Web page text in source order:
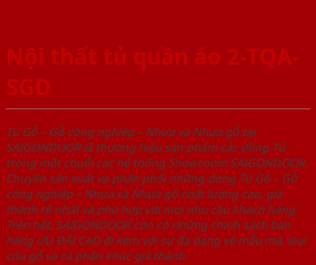
Nội thất tủ quần áo 2-TQA-
SGD
Tủ Gỗ – Gỗ công nghiêp – Nhựa và Nhựa gỗ tại
SAIGONDOOR là thương hiệu sản phẩm các dòng Tủ
trong một chuỗi các hệ thống Showroom SAIGONDOOR.
Chuyên sản xuất và phân phối những dòng Tủ Gỗ – Gỗ
công nghiêp – Nhựa và Nhựa gỗ chất lượng cao, giá
thành rẻ nhất và phù hợp với mọi nhu cầu khách hàng.
Trên hết, SAIGONDOOR còn có những chính sách bán
hàng ƯU ĐÃI CAO đi kèm với sự đa dạng về mẫu mã, loại
cửa gỗ và cả phân khúc giá thành.